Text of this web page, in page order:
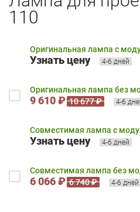
110
Оригинальная лампа с
Узнать цену 4-6 дней
Оригинальная лампа без
9 610 ₽ 10 677 ₽ 4-6
Совместимая лампа с
Узнать цену 4-6 дней
Совместимая лампа без
6 066 ₽ 6 740 ₽ 4-6 дней